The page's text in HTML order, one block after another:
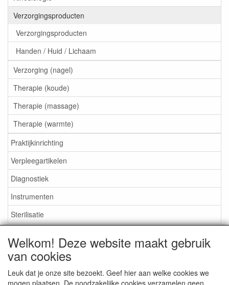
Verzorgingsproducten
Verzorgingsproducten
Handen / Huid / Lichaam
Verzorging (nagel)
Therapie (koude)
Therapie (massage)
Therapie (warmte)
Praktijkinrichting
Verpleegartikelen
Diagnostiek
Instrumenten
Sterilisatie
Aktieartikelen
Welkom! Deze website maakt gebruik
van cookies
Leuk dat je onze site bezoekt. Geef hier aan welke cookies we
mogen plaatsen. De noodzakelijke cookies verzamelen geen